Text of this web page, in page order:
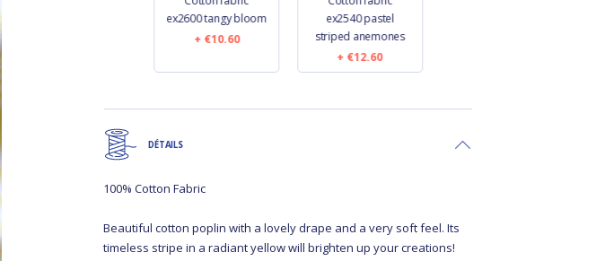
ex2600 tangy bloom
€10.60
ex2540 pastel
striped anemones
€12.60
DÉTAILS
100% Cotton Fabric
Beautiful cotton poplin with a lovely drape and a very soft feel. Its
timeless stripe in a radiant yellow will brighten up your creations!